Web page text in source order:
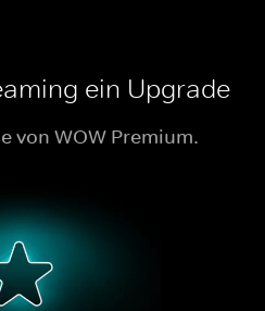
ein Upgrade
von WOW Premium.